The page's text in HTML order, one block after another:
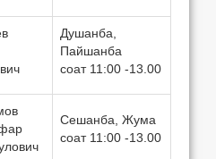
Душанба,
Пайшанба
соат 11:00 -13.00
Сешанба, Жума
соат 11:00 -13.00